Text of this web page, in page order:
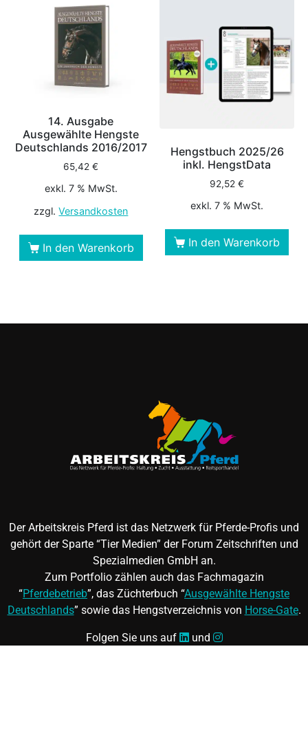
14. Ausgabe
Ausgewählte Hengste
Deutschlands 2016/2017
65,42€
exkl. 7 % MwSt.
zzgl.Versandkosten
In den Warenkorb
Hengstbuch 2025/26
inkl. HengstData
92,52€
exkl. 7 % MwSt.
In den Warenkorb
Der Arbeitskreis Pferd ist das Netzwerk für Pferde-Profis und
gehört der Sparte “Tier Medien” der Forum Zeitschriften und
Spezialmedien GmbH an.
Zum Portfolio zählen auch das Fachmagazin
“Pferdebetrieb”, das Züchterbuch “Ausgewählte Hengste
Deutschlands” sowie das Hengstverzeichnis von Horse-Gate.
Folgen Sie uns auf und